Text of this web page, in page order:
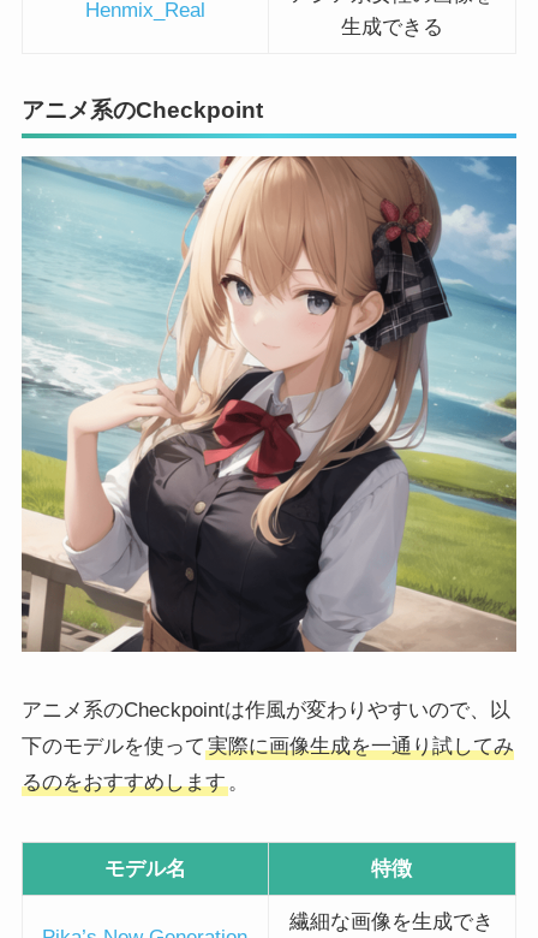
Henmix_Real
生成できる
アニメ系のCheckpoint
アニメ系のCheckpointは作風が変わりやすいので、以
下のモデルを使って 実際に画像生成を一通り試してみ
るのをおすすめします。
モデル名 特徴
繊細な画像を生成でき